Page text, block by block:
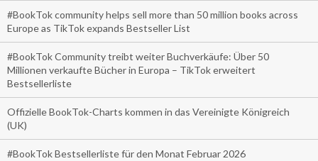
#BookTok community helps sell more than 50 million books across
Europe as TikTok expands Bestseller List
#BookTok Community treibt weiter Buchverkäufe: Über 50
Millionen verkaufte Bücher in Europa – TikTok erweitert
Bestsellerliste
Offizielle BookTok-Charts kommen in das Vereinigte Königreich
(UK)
#BookTok Bestsellerliste für den Monat Februar 2026